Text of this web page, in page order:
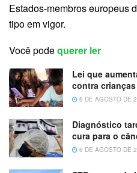
Estados-membros europeus
tipo em vigor.
Você podequerer ler
Lei que
contra
6 DE AGOSTO DE
Diagnóstico
cura para o
6 DE AGOSTO DE